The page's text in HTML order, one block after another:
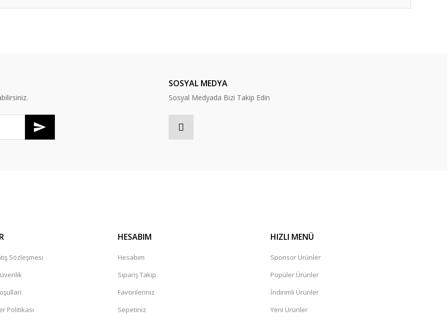
SOSYAL MEDYA
Sosyal Medyada Bizi Takip Edin
Sözleşmesi
Politikası
HESABIM
Hesabım
Sipariş Takip
Favorileriniz
Sepetiniz
HIZLI MENÜ
Sponsor Ürünler
Popüler Ürünler
İndirimli Ürünler
Yeni Ürünler